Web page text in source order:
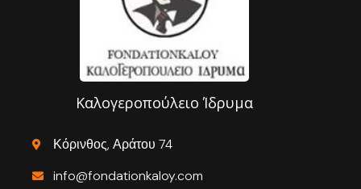
Καλογεροπούλειο Ίδρυμα
Κόρινθος, Αράτου 74
info@fondationkaloy.com